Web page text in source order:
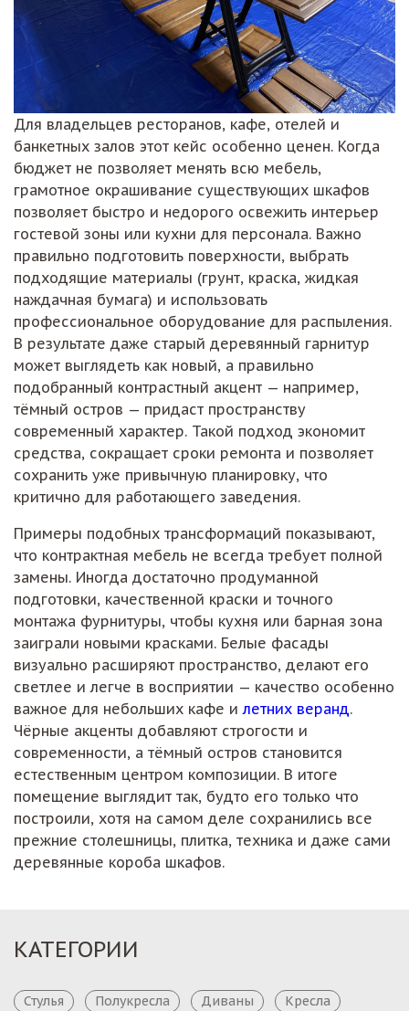
Для владельцев ресторанов, кафе, отелей и
банкетных залов этот кейс особенно ценен. Когда
бюджет не позволяет менять всю мебель,
грамотное окрашивание существующих шкафов
позволяет быстро и недорого освежить интерьер
гостевой зоны или кухни для персонала. Важно
правильно подготовить поверхности, выбрать
подходящие материалы (грунт, краска, жидкая
наждачная бумага) и использовать
профессиональное оборудование для распыления.
В результате даже старый деревянный гарнитур
может выглядеть как новый, а правильно
подобранный контрастный акцент — например,
тёмный остров — придаст пространству
современный характер. Такой подход экономит
средства, сокращает сроки ремонта и позволяет
сохранить уже привычную планировку, что
критично для работающего заведения.
Примеры подобных трансформаций показывают,
что контрактная мебель не всегда требует полной
замены. Иногда достаточно продуманной
подготовки, качественной краски и точного
монтажа фурнитуры, чтобы кухня или барная зона
заиграли новыми красками. Белые фасады
визуально расширяют пространство, делают его
светлее и легче в восприятии — качество особенно
важное для небольших кафе илетних веранд.
Чёрные акценты добавляют строгости и
современности, а тёмный остров становится
естественным центром композиции. В итоге
помещение выглядит так, будто его только что
построили, хотя на самом деле сохранились все
прежние столешницы, плитка, техника и даже сами
деревянные короба шкафов.
КАТЕГОРИИ
Стулья Полукресла Диваны
Кресла